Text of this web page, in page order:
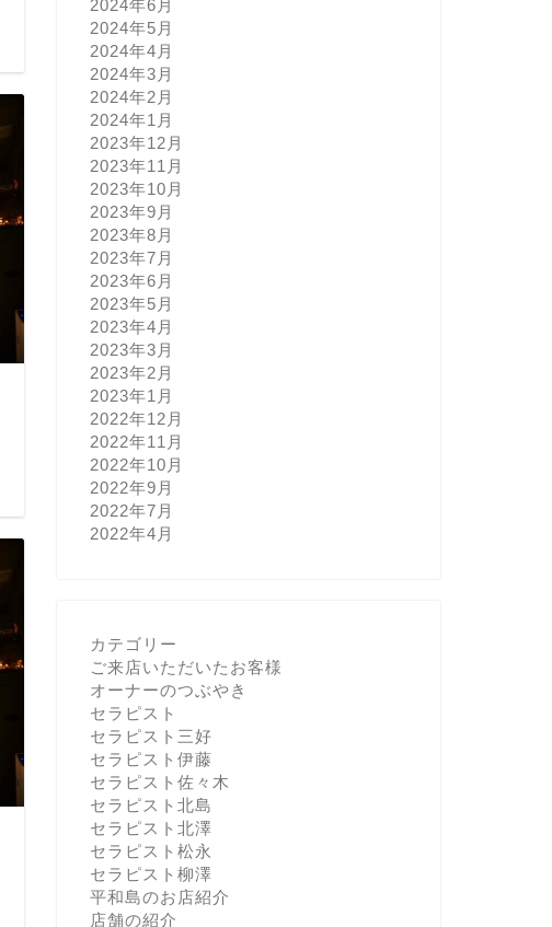
2024年6月
2024年5月
2024年4月
2024年3月
2024年2月
2024年1月
2023年12月
2023年11月
2023年10月
2023年9月
2023年8月
2023年7月
2023年6月
2023年5月
2023年4月
2023年3月
2023年2月
2023年1月
2022年12月
2022年11月
2022年10月
2022年9月
2022年7月
2022年4月
カテゴリー
ご来店いただいたお客様
オーナーのつぶやき
セラピスト
セラピスト三好
セラピスト伊藤
セラピスト佐々木
セラピスト北島
セラピスト北澤
セラピスト松永
セラピスト柳澤
平和島のお店紹介
店舗の紹介